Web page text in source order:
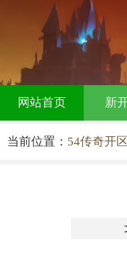
网站首页 新
当前位置： 54传奇开